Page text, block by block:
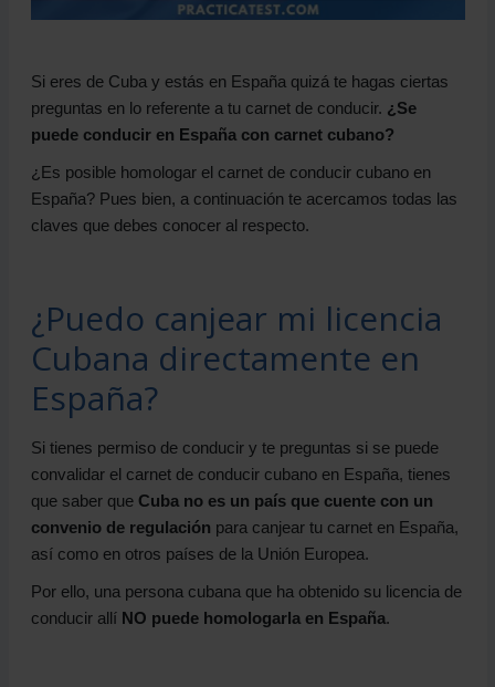
Si eres de Cuba y estás en España quizá te hagas ciertas
preguntas en lo referente a tu carnet de conducir. ¿Se
puede conducir en España con carnet cubano?
¿Es posible homologar el carnet de conducir cubano en
España? Pues bien, a continuación te acercamos todas las
claves que debes conocer al respecto.
¿Puedo canjear mi licencia
Cubana directamente en
España?
Si tienes permiso de conducir y te preguntas si se puede
convalidar el carnet de conducir cubano en España, tienes
que saber que Cuba no es un país que cuente con un
convenio de regulación para canjear tu carnet en España,
así como en otros países de la Unión Europea.
Por ello, una persona cubana que ha obtenido su licencia de
conducir allí NO puede homologarla en España.